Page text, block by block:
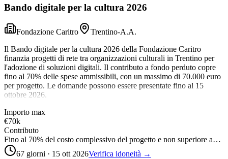
Bando digitale per la cultura 2026
Fondazione Caritro
Trentino-A.A.
Il Bando digitale per la cultura 2026 della Fondazione Caritro
finanzia progetti di rete tra organizzazioni culturali in Trentino per
l'adozione di soluzioni digitali. Il contributo a fondo perduto copre
fino al 70% delle spese ammissibili, con un massimo di 70.000 euro
per progetto. Le domande possono essere presentate fino al 15
ottobre 2026.
Importo max
€70k
Contributo
Fino al 70% del costo complessivo del progetto e non superiore a…
67 giorni · 15 ott 2026Verifica idoneità →